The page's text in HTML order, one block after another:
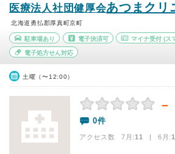
医療法人社団健厚会あつまクリ
北海道勇払郡厚真町京町
駐車場あり 電子決済可 マイナ受付 (ス
電子処方せん対応
土曜（〜12:00）
－
0件
アクセス数 7月:11 | 6月: